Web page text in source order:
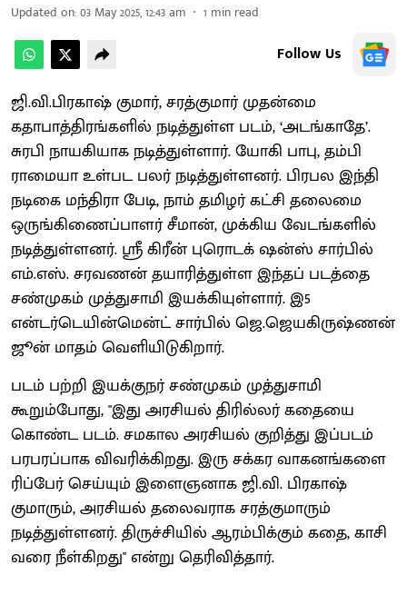
Updated on:03 May 2025, 12:43 am 1 min read
Follow Us
ஜி.வி.பிரகாஷ் குமார், சரத்குமார் முதன்மை
கதாபாத்திரங்களில் நடித்துள்ள படம், ‘அடங்காதே’.
சுரபி நாயகியாக நடித்துள்ளார். யோகி பாபு, தம்பி
ராமையா உள்பட பலர் நடித்துள்ளனர். பிரபல இந்தி
நடிகை மந்திரா பேடி, நாம் தமிழர் கட்சி தலைமை
ஒருங்கிணைப்பாளர் சீமான், முக்கிய வேடங்களில்
நடித்துள்ளனர். ஸ்ரீ கிரீன் புரொடக் ஷன்ஸ் சார்பில்
எம்.எஸ். சரவணன் தயாரித்துள்ள இந்தப் படத்தை
சண்முகம் முத்துசாமி இயக்கியுள்ளார். இ5
என்டர்டெயின்மென்ட் சார்பில் ஜெ.ஜெயகிருஷ்ணன்
ஜூன் மாதம் வெளியிடுகிறார்.
படம் பற்றி இயக்குநர் சண்முகம் முத்துசாமி
கூறும்போது, "இது அரசியல் திரில்லர் கதையை
கொண்ட படம். சமகால அரசியல் குறித்து இப்படம்
பரபரப்பாக விவரிக்கிறது. இரு சக்கர வாகனங்களை
ரிப்பேர் செய்யும் இளைஞனாக ஜி.வி. பிரகாஷ்
குமாரும், அரசியல் தலைவராக சரத்குமாரும்
நடித்துள்ளனர். திருச்சியில் ஆரம்பிக்கும் கதை, காசி
வரை நீள்கிறது" என்று தெரிவித்தார்.